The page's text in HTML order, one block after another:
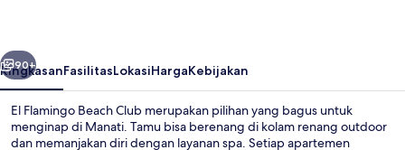
Berikutnya
90+
RingkasanFasilitasLokasiHargaKebijakan
El Flamingo Beach Club merupakan pilihan yang bagus untuk
menginap di Manati. Tamu bisa berenang di kolam renang outdoor
dan memanjakan diri dengan layanan spa. Setiap apartemen